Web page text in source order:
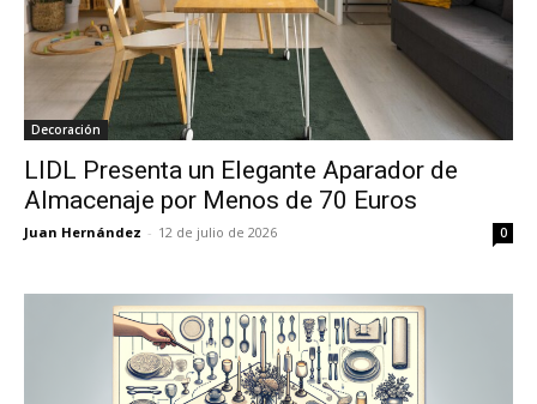
Decoración
LIDL Presenta un Elegante Aparador de
Almacenaje por Menos de 70 Euros
Juan Hernández - 12 de julio de 2026 0